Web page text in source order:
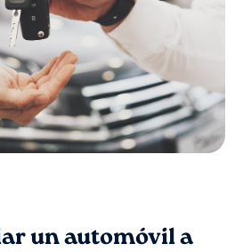
un automóvil a